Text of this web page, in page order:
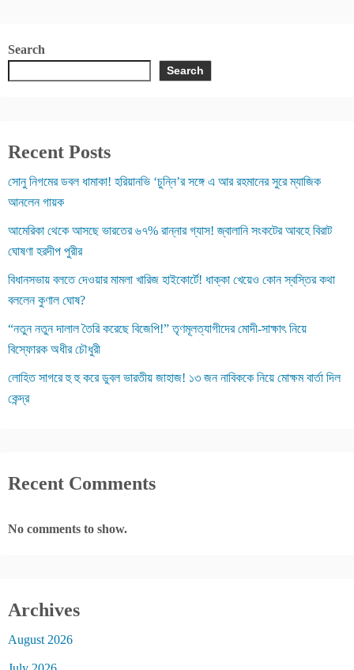
Search
Search
Recent Posts
সোনু নিগমের ডবল ধামাকা! হরিয়ানভি ‘চুন্নি’র সঙ্গে এ আর রহমানের সুরে ম্যাজিক
আনলেন গায়ক
আমেরিকা থেকে আসছে ভারতের ৬৭% রান্নার গ্যাস! জ্বালানি সংকটের আবহে বিরাট
ঘোষণা হরদীপ পুরীর
বিধানসভায় বলতে দেওয়ার মামলা খারিজ হাইকোর্টে! ধাক্কা খেয়েও কোন স্বস্তির কথা
বললেন কুণাল ঘোষ?
“নতুন নতুন দালাল তৈরি করেছে বিজেপি!” তৃণমূলত্যাগীদের মোদী-সাক্ষাৎ নিয়ে
বিস্ফোরক অধীর চৌধুরী
লোহিত সাগরে হু হু করে ডুবল ভারতীয় জাহাজ! ১৩ জন নাবিককে নিয়ে মোক্ষম বার্তা দিল
কেন্দ্র
Recent Comments
No comments to show.
Archives
August 2026